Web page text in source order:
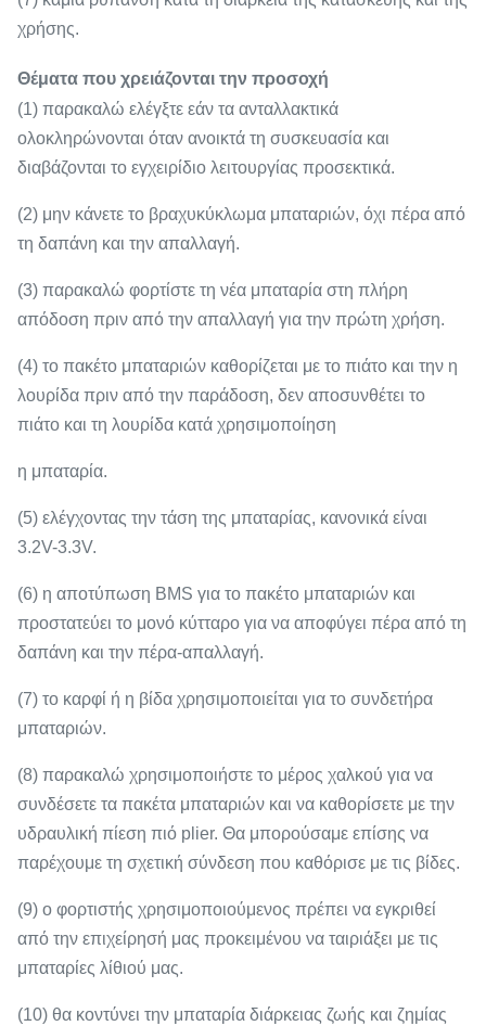
χρήσης.
Θέματα που χρειάζονται την προσοχή
(1) παρακαλώ ελέγξτε εάν τα ανταλλακτικά
ολοκληρώνονται όταν ανοικτά τη συσκευασία και
διαβάζονται το εγχειρίδιο λειτουργίας προσεκτικά.
(2) μην κάνετε το βραχυκύκλωμα μπαταριών, όχι πέρα από
τη δαπάνη και την απαλλαγή.
(3) παρακαλώ φορτίστε τη νέα μπαταρία στη πλήρη
απόδοση πριν από την απαλλαγή για την πρώτη χρήση.
(4) το πακέτο μπαταριών καθορίζεται με το πιάτο και την η
λουρίδα πριν από την παράδοση, δεν αποσυνθέτει το
πιάτο και τη λουρίδα κατά χρησιμοποίηση
η μπαταρία.
(5) ελέγχοντας την τάση της μπαταρίας, κανονικά είναι
3.2V-3.3V.
(6) η αποτύπωση BMS για το πακέτο μπαταριών και
προστατεύει το μονό κύτταρο για να αποφύγει πέρα από τη
δαπάνη και την πέρα-απαλλαγή.
(7) το καρφί ή η βίδα χρησιμοποιείται για το συνδετήρα
μπαταριών.
(8) παρακαλώ χρησιμοποιήστε το μέρος χαλκού για να
συνδέσετε τα πακέτα μπαταριών και να καθορίσετε με την
υδραυλική πίεση πιό plier. Θα μπορούσαμε επίσης να
παρέχουμε τη σχετική σύνδεση που καθόρισε με τις βίδες.
(9) ο φορτιστής χρησιμοποιούμενος πρέπει να εγκριθεί
από την επιχείρησή μας προκειμένου να ταιριάξει με τις
μπαταρίες λίθιού μας.
(10) θα κοντύνει την μπαταρία διάρκειας ζωής και ζημίας